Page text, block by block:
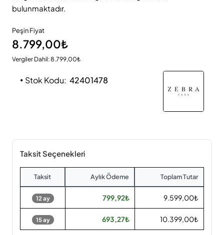
bulunmaktadır.
Peşin Fiyat
8.799,00₺
Vergiler Dahil: 8.799,00₺
Stok Kodu: 42401478
Taksit Seçenekleri
Taksit Aylık Ödeme Toplam Tutar
12 ay 799,92₺ 9.599,00₺
15 ay 693,27₺ 10.399,00₺